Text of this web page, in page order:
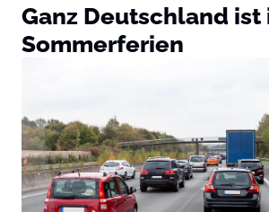
Ganz Deutschland ist
Sommerferien